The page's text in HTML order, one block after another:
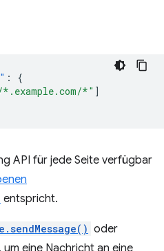
:
{
*" ]
API für jede Seite verfügbar
entspricht.
oder
um eine Nachricht an eine